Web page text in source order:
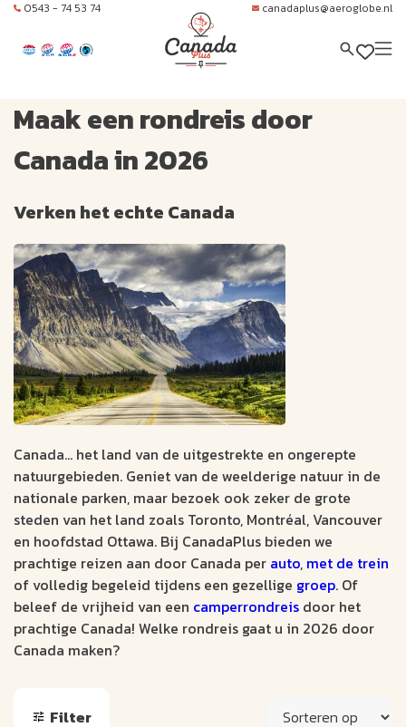
0543 - 74 53 74 canadaplus@aeroglobe.nl
Maak een rondreis door
Canada in 2026
Verken het echte Canada
Canada… het land van de uitgestrekte en ongerepte
natuurgebieden. Geniet van de weelderige natuur in de
nationale parken, maar bezoek ook zeker de grote
steden van het land zoals Toronto, Montréal, Vancouver
en hoofdstad Ottawa. Bij CanadaPlus bieden we
prachtige reizen aan door Canada per auto, met de trein
of volledig begeleid tijdens een gezellige groep. Of
beleef de vrijheid van een camperrondreis door het
prachtige Canada! Welke rondreis gaat u in 2026 door
Canada maken?
Filter